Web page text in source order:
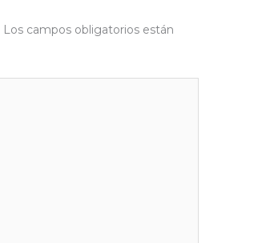
Los campos obligatorios están